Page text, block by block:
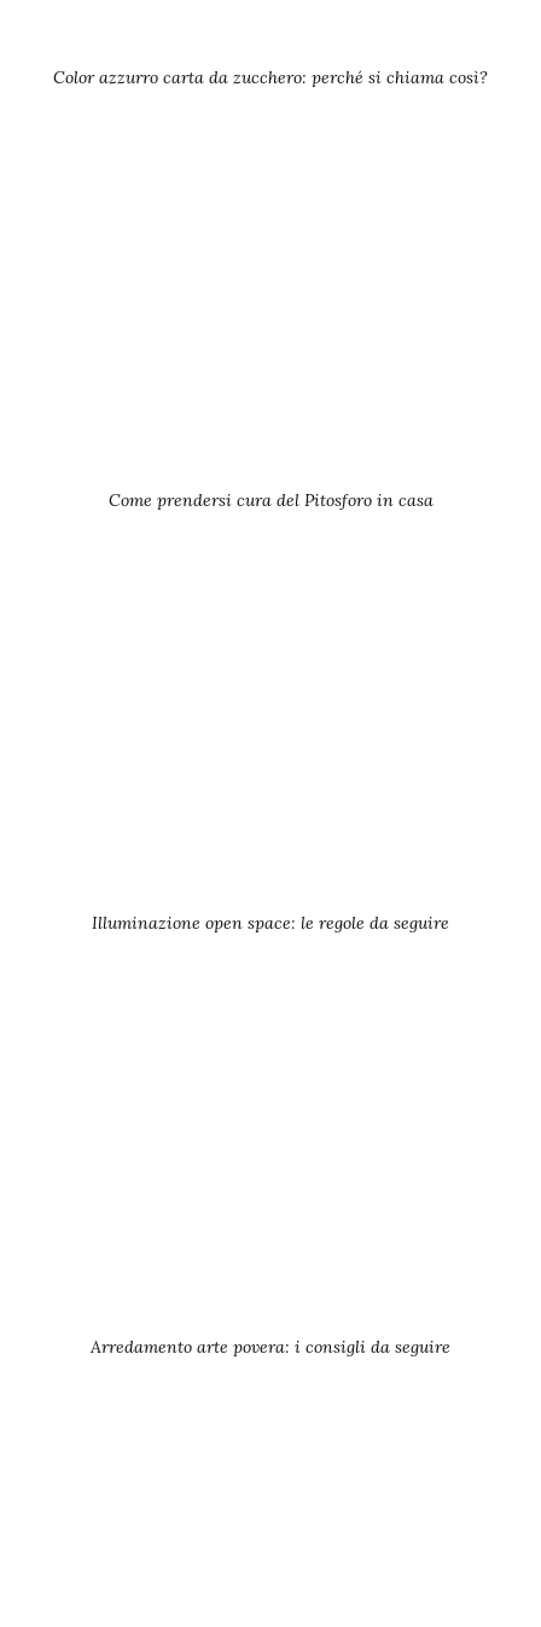
Color azzurro carta da zucchero: perché si chiama così?
Come prendersi cura del Pitosforo in casa
Illuminazione open space: le regole da seguire
Arredamento arte povera: i consigli da seguire